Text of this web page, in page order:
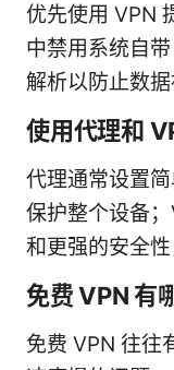
优先使用 VPN
中禁用系统自
解析以防止数据
使用代理和
代理通常设置
保护整个设备
和更强的安全性
免费 VPN 有
免费 VPN 往往